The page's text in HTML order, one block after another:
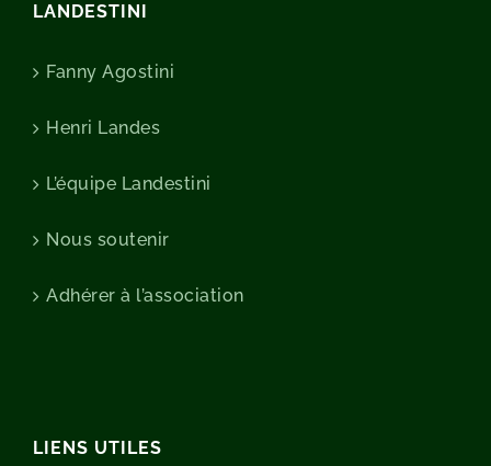
LANDESTINI
Fanny Agostini
Henri Landes
L’équipe Landestini
Nous soutenir
Adhérer à l’association
LIENS UTILES